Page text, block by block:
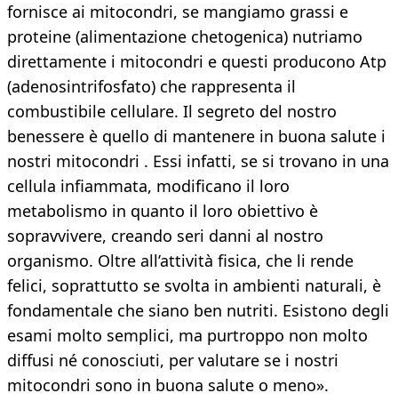
fornisce ai mitocondri, se mangiamo grassi e
proteine (alimentazione chetogenica) nutriamo
direttamente i mitocondri e questi producono Atp
(adenosintrifosfato) che rappresenta il
combustibile cellulare. Il segreto del nostro
benessere è quello di mantenere in buona salute i
nostri mitocondri . Essi infatti, se si trovano in una
cellula infiammata, modificano il loro
metabolismo in quanto il loro obiettivo è
sopravvivere, creando seri danni al nostro
organismo. Oltre all’attività fisica, che li rende
felici, soprattutto se svolta in ambienti naturali, è
fondamentale che siano ben nutriti. Esistono degli
esami molto semplici, ma purtroppo non molto
diffusi né conosciuti, per valutare se i nostri
mitocondri sono in buona salute o meno».